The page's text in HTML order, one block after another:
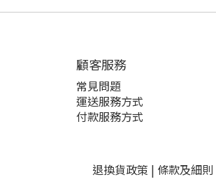
顧客服務
常見問題
運送服務方式
付款服務方式
退換貨政策 | 條款及細則